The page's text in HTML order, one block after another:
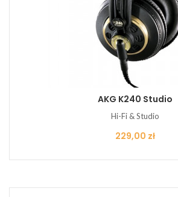
AKG K240 Studio
Hi-Fi & Studio
Cena
229,00 zł